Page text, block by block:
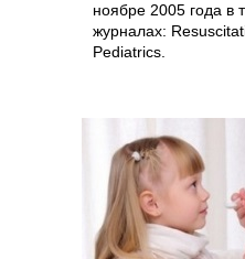
ноябре 2005 года в
журналах:
Pediatrics.